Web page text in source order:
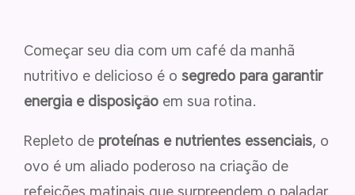
Começar seu dia com um café da manhã
nutritivo e delicioso é o segredo para garantir
energia e disposição em sua rotina.
Repleto de proteínas e nutrientes essenciais, o
ovo é um aliado poderoso na criação de